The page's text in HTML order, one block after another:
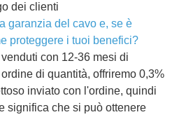
dei clienti
garanzia del cavo e, se è
proteggere i tuoi benefici?
con 12-36 mesi di
di quantità, offriremo 0,3%
inviato con l'ordine, quindi
significa che si può ottenere